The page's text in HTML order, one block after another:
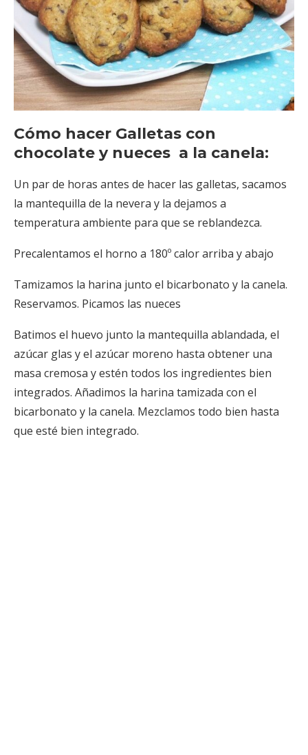
Cómo hacer Galletas con
chocolate y nueces a la canela:
Un par de horas antes de hacer las galletas, sacamos
la mantequilla de la nevera y la dejamos a
temperatura ambiente para que se reblandezca.
Precalentamos el horno a 180º calor arriba y abajo
Tamizamos la harina junto el bicarbonato y la canela.
Reservamos. Picamos las nueces
Batimos el huevo junto la mantequilla ablandada, el
azúcar glas y el azúcar moreno hasta obtener una
masa cremosa y estén todos los ingredientes bien
integrados. Añadimos la harina tamizada con el
bicarbonato y la canela. Mezclamos todo bien hasta
que esté bien integrado.